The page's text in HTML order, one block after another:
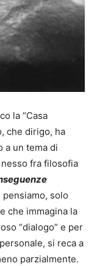
la “Casa
che dirigo, ha
a un tema di
fra filosofia
solo
che immagina la
“dialogo” e per
si reca a
parzialmente.